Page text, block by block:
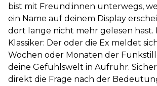
bist mit Freund:innen unterwegs,
ein Name auf deinem Display
dort lange nicht mehr gelesen hast.
Klassiker: Der oder die Ex meldet
Wochen oder Monaten der
deine Gefühlswelt in Aufruhr.
direkt die Frage nach der